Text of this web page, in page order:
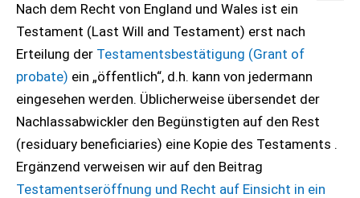
Nach dem Recht von England und Wales ist ein
Testament (Last Will and Testament) erst nach
Erteilung der Testamentsbestätigung (Grant of
probate) ein „öffentlich“, d.h. kann von jedermann
eingesehen werden. Üblicherweise übersendet der
Nachlassabwickler den Begünstigten auf den Rest
(residuary beneficiaries) eine Kopie des Testaments .
Ergänzend verweisen wir auf den Beitrag
Testamentseröffnung und Recht auf Einsicht in ein